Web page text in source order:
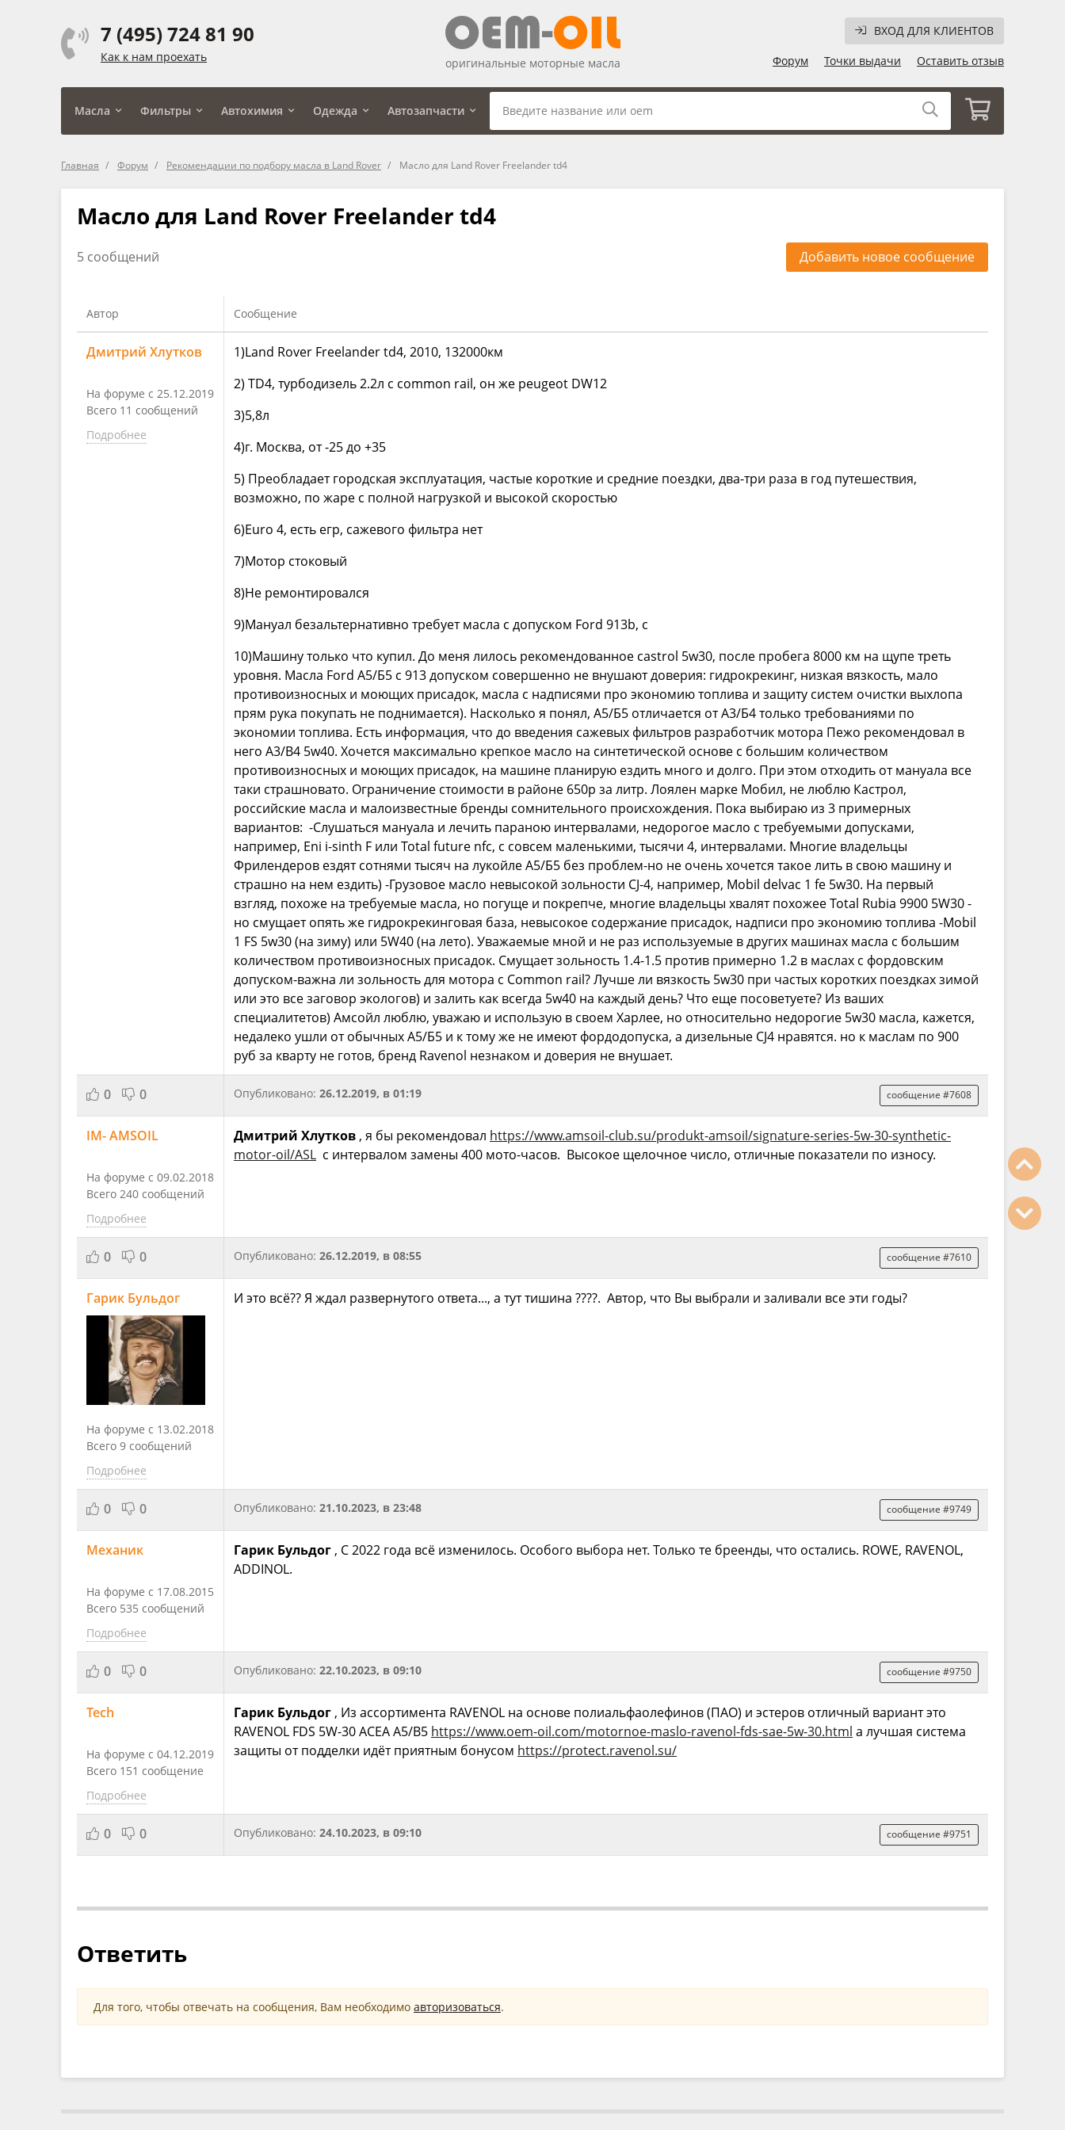
7 (495) 724 81 90
Как к нам проехать
ВХОД ДЛЯ КЛИЕНТОВ
Форум
Точки выдачи Оставить отзыв
оригинальные моторные масла
Масла Фильтры Автохимия Одежда Автозапчасти
Главная Форум Рекомендации по подбору масла в Land Rover Масло для Land Rover Freelander td4
Масло для Land Rover Freelander td4
5 сообщений Добавить новое сообщение
Автор Сообщение
Дмитрий Хлутков
На форуме с 25.12.2019
Всего 11 сообщений
Подробнее
1)Land Rover Freelander td4, 2010, 132000км
2) TD4, турбодизель 2.2л с common rail, он же peugeot DW12
3)5,8л
4)г. Москва, от -25 до +35
5) Преобладает городская эксплуатация, частые короткие и средние поездки, два-три раза в год путешествия,
возможно, по жаре с полной нагрузкой и высокой скоростью
6)Euro 4, есть егр, сажевого фильтра нет
7)Мотор стоковый
8)Не ремонтировался
9)Мануал безальтернативно требует масла с допуском Ford 913b, c
10)Машину только что купил. До меня лилось рекомендованное castrol 5w30, после пробега 8000 км на щупе треть
уровня. Масла Ford А5/Б5 c 913 допуском совершенно не внушают доверия: гидрокрекинг, низкая вязкость, мало
противоизносных и моющих присадок, масла с надписями про экономию топлива и защиту систем очистки выхлопа
прям рука покупать не поднимается). Насколько я понял, А5/Б5 отличается от А3/Б4 только требованиями по
экономии топлива. Есть информация, что до введения сажевых фильтров разработчик мотора Пежо рекомендовал в
него А3/В4 5w40. Хочется максимально крепкое масло на синтетической основе c большим количеством
противоизносных и моющих присадок, на машине планирую ездить много и долго. При этом отходить от мануала все
таки страшновато. Ограничение стоимости в районе 650р за литр. Лоялен марке Мобил, не люблю Кастрол,
российские масла и малоизвестные бренды сомнительного происхождения. Пока выбираю из 3 примерных
вариантов: -Слушаться мануала и лечить параною интервалами, недорогое масло с требуемыми допусками,
например, Eni i-sinth F или Total future nfc, с совсем маленькими, тысячи 4, интервалами. Многие владельцы
Фрилендеров ездят сотнями тысяч на лукойле А5/Б5 без проблем-но не очень хочется такое лить в свою машину и
страшно на нем ездить) -Грузовое масло невысокой зольности CJ-4, например, Mobil delvac 1 fe 5w30. Hа первый
взгляд, похоже на требуемые масла, но погуще и покрепче, многие владельцы хвалят похожее Total Rubia 9900 5W30 -
но смущает опять же гидрокрекинговая база, невысокое содержание присадок, надписи про экономию топлива -Mobil
1 FS 5w30 (на зиму) или 5W40 (на лето). Уважаемые мной и не раз используемые в других машинах масла с большим
количеством противоизносных присадок. Смущает зольность 1.4-1.5 против примерно 1.2 в маслах с фордовским
допуском-важна ли зольность для мотора с Common rail? Лучше ли вязкость 5w30 при частых коротких поездках зимой
или это все заговор экологов) и залить как всегда 5w40 на каждый день? Что еще посоветуете? Из ваших
специалитетов) Амсойл люблю, уважаю и использую в своем Харлее, но относительно недорогие 5w30 масла, кажется,
недалеко ушли от обычных А5/Б5 и к тому же не имеют фордодопуска, а дизельные CJ4 нравятся. но к маслам по 900
руб за кварту не готов, бренд Ravenol незнаком и доверия не внушает.
0 0 Опубликовано: 26.12.2019, в 01:19 сообщение #7608
IM- AMSOIL
На форуме с 09.02.2018
Всего 240 сообщений
Подробнее
Дмитрий Хлутков , я бы рекомендовал https://www.amsoil-club.su/produkt-amsoil/signature-series-5w-30-synthetic-
motor-oil/ASL с интервалом замены 400 мото-часов. Высокое щелочное число, отличные показатели по износу.
0 0 Опубликовано: 26.12.2019, в 08:55 сообщение #7610
Гарик Бульдог
На форуме с 13.02.2018
Всего 9 сообщений
Подробнее
И это всё?? Я ждал развернутого ответа..., а тут тишина ????. Автор, что Вы выбрали и заливали все эти годы?
0 0 Опубликовано: 21.10.2023, в 23:48 сообщение #9749
Механик
На форуме с 17.08.2015
Всего 535 сообщений
Подробнее
Гарик Бульдог , С 2022 года всё изменилось. Особого выбора нет. Только те бреенды, что остались. ROWE, RAVENOL,
ADDINOL.
0 0 Опубликовано: 22.10.2023, в 09:10 сообщение #9750
Tech
На форуме с 04.12.2019
Всего 151 сообщение
Подробнее
Гарик Бульдог , Из ассортимента RAVENOL на основе полиальфаолефинов (ПАО) и эстеров отличный вариант это
RAVENOL FDS 5W-30 ACEA A5/B5 https://www.oem-oil.com/motornoe-maslo-ravenol-fds-sae-5w-30.html а лучшая система
защиты от подделки идёт приятным бонусом https://protect.ravenol.su/
0 0 Опубликовано: 24.10.2023, в 09:10 сообщение #9751
Ответить
Для того, чтобы отвечать на сообщения, Вам необходимо авторизоваться.